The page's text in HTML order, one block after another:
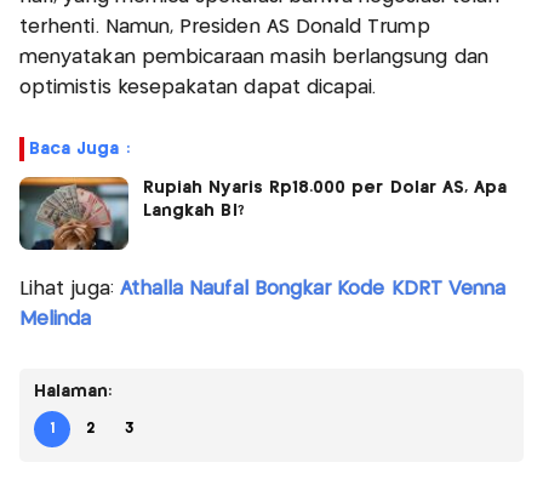
terhenti. Namun, Presiden AS Donald Trump
menyatakan pembicaraan masih berlangsung dan
optimistis kesepakatan dapat dicapai.
Baca Juga :
Rupiah Nyaris Rp18.000 per Dolar AS, Apa
Langkah BI?
Lihat juga: Athalla Naufal Bongkar Kode KDRT Venna
Melinda
Halaman:
1 2 3